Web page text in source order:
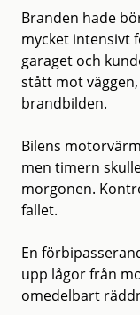
Branden hade
mycket intensivt
garaget och
stått mot
brandbilden.
Bilens
men timern
morgonen.
fallet.
En
upp lågor från
omedelbart